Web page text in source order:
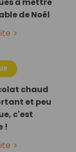
à mettre
de Noël
chaud
et peu
c'est
!